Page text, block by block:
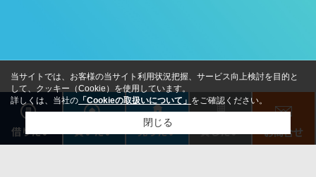
借りたい 買いたい 売りたい 貸したい お問合せ
当サイトでは、お客様の当サイト利用状況把握、サービス向上検討を目的と
して、クッキー（Cookie）を使用しています。
詳しくは、当社の 「Cookieの取扱いについて」 をご確認ください。
閉じる